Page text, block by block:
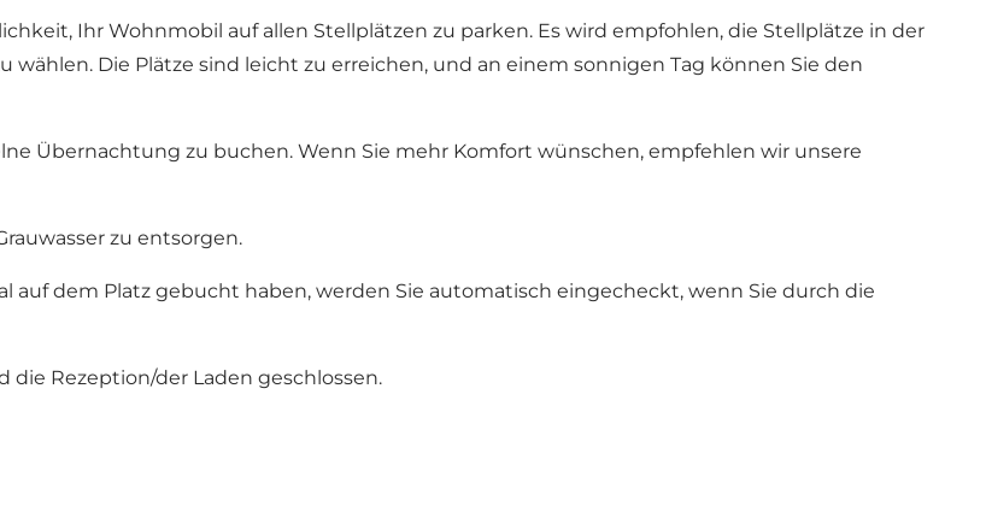
Ihr Wohnmobil auf allen Stellplätzen zu parken. Es wird empfohlen, die Stellplätze in der
Die Plätze sind leicht zu erreichen, und an einem sonnigen Tag können Sie den
Übernachtung zu buchen. Wenn Sie mehr Komfort wünschen, empfehlen wir unsere
zu entsorgen.
dem Platz gebucht haben, werden Sie automatisch eingecheckt, wenn Sie durch die
Rezeption/der Laden geschlossen.